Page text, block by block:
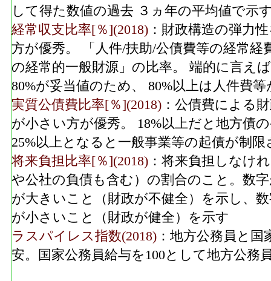
して得た数値の過去 ３ヵ年の平均値で示
経常収支比率[％](2018) ：財政構造の弾力
方が優秀。 「人件/扶助/公債費等の経常経
の経常的一般財源」の比率。 端的に言え
80%が妥当値のため、 80%以上は人件費
実質公債費比率[％](2018) ：公債費による
が小さい方が優秀。 18%以上だと地方債
25%以上となると一般事業等の起債が制限
将来負担比率[％](2018) ：将来負担しなけ
や公社の負債も含む）の割合のこと。数
が大きいこと（財政が不健全）を示し、
が小さいこと（財政が健全）を示す
ラスパイレス指数(2018) ：地方公務員と
安。国家公務員給与を100として地方公務